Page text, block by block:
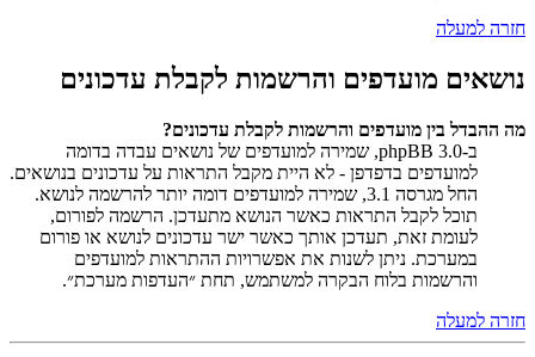
חזרה למעלה
נושאים מועדפים והרשמות לקבלת עדכונים
מה ההבדל בין מועדפים והרשמות לקבלת עדכונים?
ב-phpBB 3.0, שמירה למועדפים של נושאים עבדה בדומה
למועדפים בדפדפן - לא היית מקבל התראות על עדכונים בנושאים.
החל מגרסה 3.1, שמירה למועדפים דומה יותר להרשמה לנושא.
תוכל לקבל התראות כאשר הנושא מתעדכן. הרשמה לפורום,
לעומת זאת, תעדכן אותך כאשר ישר עדכונים לנושא או פורום
במערכת. ניתן לשנות את אפשרויות ההתראות למועדפים
והרשמות בלוח הבקרה למשתמש, תחת ״העדפות מערכת״.
חזרה למעלה